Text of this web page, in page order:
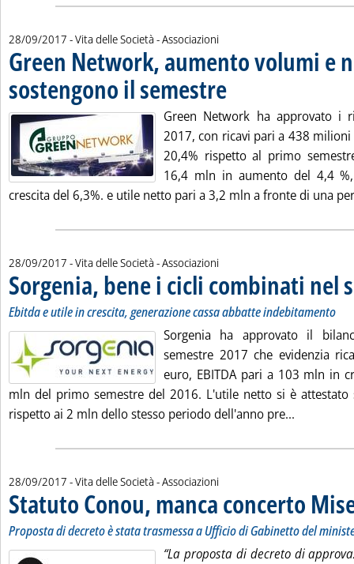
28/09/2017 - Vita delle Società - Associazioni
Green Network, aumento volumi e
sostengono il semestre
Green Network ha approvato i
2017, con ricavi pari a 438
20,4% rispetto al primo
16,4 mln in aumento del 4,4
crescita del 6,3%. e utile netto pari a 3,2 mln a fronte di una
28/09/2017 - Vita delle Società - Associazioni
Sorgenia, bene i cicli combinati nel
Ebitda e utile in crescita, generazione cassa abbatte indebitamento
Sorgenia ha approvato il
semestre 2017 che evidenzia
euro, EBITDA pari a 103 mln in
mln del primo semestre del 2016. L'utile netto si è
rispetto ai 2 mln dello stesso periodo dell'anno pre...
28/09/2017 - Vita delle Società - Associazioni
Statuto Conou, manca concerto
Proposta di decreto è stata trasmessa a Ufficio di Gabinetto del
“La proposta di decreto di